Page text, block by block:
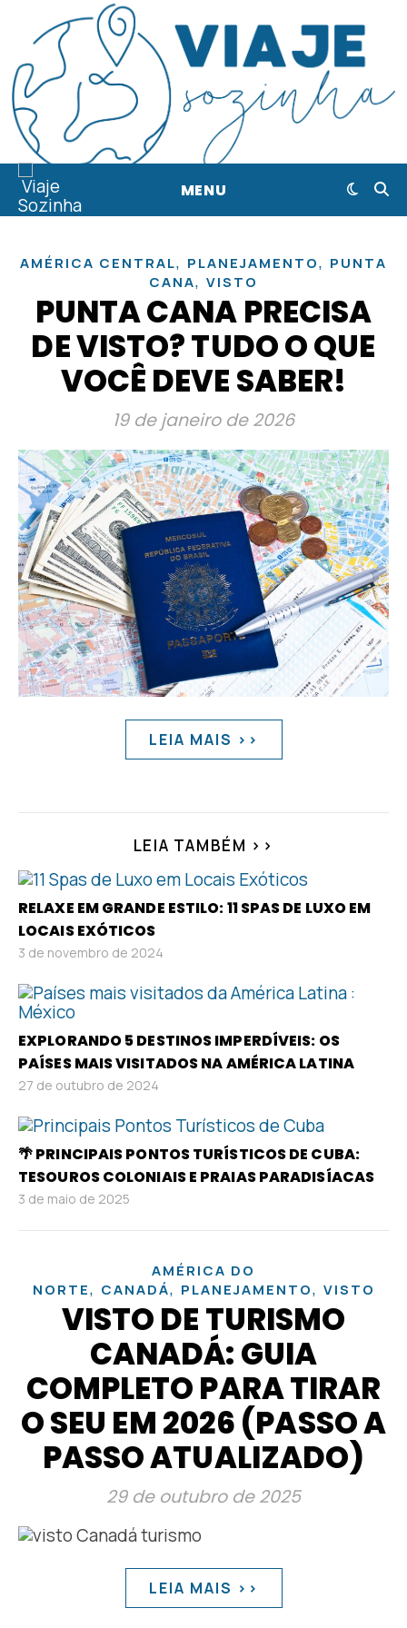
MENU
AMÉRICA CENTRAL, PLANEJAMENTO, PUNTA
CANA, VISTO
PUNTA CANA PRECISA
DE VISTO? TUDO O QUE
VOCÊ DEVE SABER!
19 de janeiro de 2026
LEIA MAIS >>
LEIA TAMBÉM >>
RELAXE EM GRANDE ESTILO: 11 SPAS DE LUXO EM
LOCAIS EXÓTICOS
3 de novembro de 2024
EXPLORANDO 5 DESTINOS IMPERDÍVEIS: OS
PAÍSES MAIS VISITADOS NA AMÉRICA LATINA
27 de outubro de 2024
🌴 PRINCIPAIS PONTOS TURÍSTICOS DE CUBA:
TESOUROS COLONIAIS E PRAIAS PARADISÍACAS
3 de maio de 2025
AMÉRICA DO
NORTE, CANADÁ, PLANEJAMENTO, VISTO
VISTO DE TURISMO
CANADÁ: GUIA
COMPLETO PARA TIRAR
O SEU EM 2026 (PASSO A
PASSO ATUALIZADO)
29 de outubro de 2025
LEIA MAIS >>